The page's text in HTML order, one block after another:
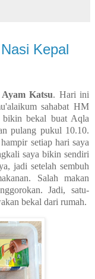
Kepal
Katsu. Hari ini
sahabat HM
bekal buat Aqla
pulang pukul 10.10.
setiap hari saya
saya bikin sendiri
jadi setelah sembuh
Salah makan
Jadi, satu-
bekal dari rumah.